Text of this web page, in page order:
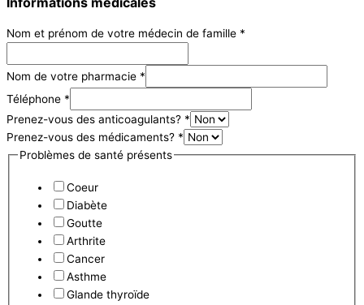
(si
Nom et prénom de votre médecin de famille *
Nom de votre pharmacie *
Téléphone *
Prenez-vous des anticoagulants? *
Prenez-vous des médicaments? *
Problèmes de santé présents
Coeur
Diabète
Goutte
Arthrite
Cancer
Asthme
Glande thyroïde